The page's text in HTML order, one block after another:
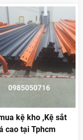
mua máy chắn
, thu mua máy
, thu mua máy
, máy dập cơ ,
máy khoan
nghiệp , thu mua
hàn , thu mua máy
điện cũ , nhận
lý máy móc cũ
nghiệp , thanh lý
sản xuất ,
kệ kho ,Kệ sắt
cao tại Tphcm